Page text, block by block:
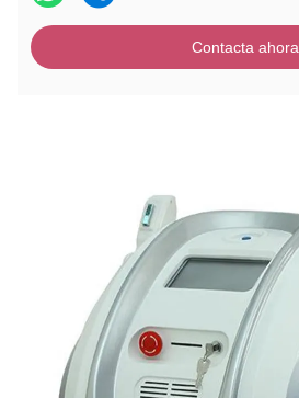
Contacta ahora